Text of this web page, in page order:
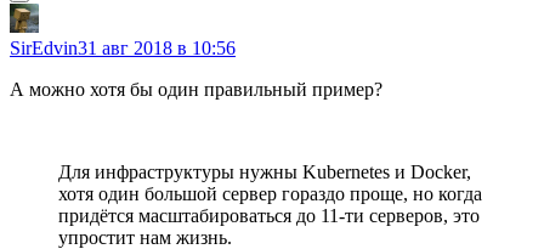
SirEdvin31 авг 2018 в 10:56
А можно хотя бы один правильный пример?
Для инфраструктуры нужны Kubernetes и Docker,
хотя один большой сервер гораздо проще, но когда
придётся масштабироваться до 11-ти серверов, это
упростит нам жизнь.